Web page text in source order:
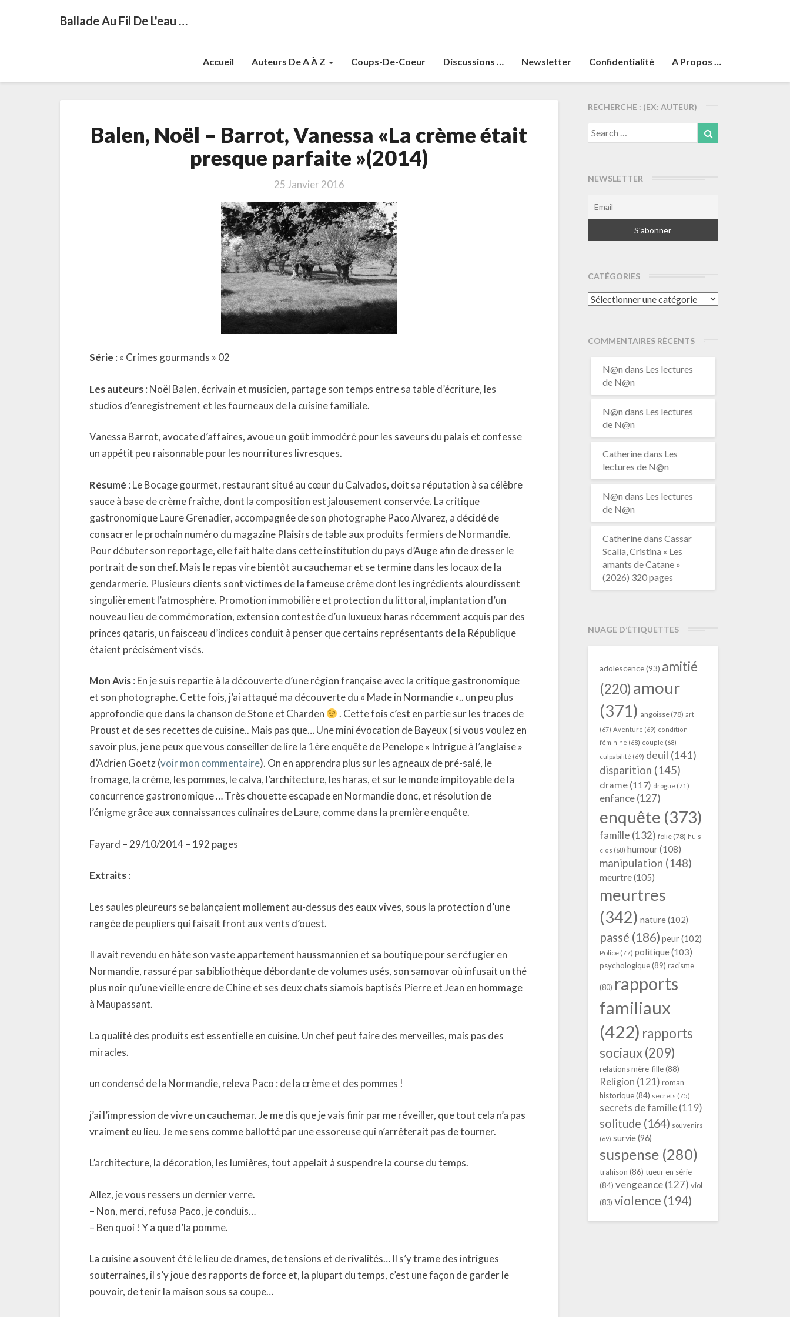
Ballade Au Fil De L'eau …
Accueil Auteurs De A À Z Coups-De-Coeur Discussions … Newsletter Confidentialité A Propos …
Noël
–
Barrot,
«La
crème
était
presque
parfaite
»(2014)
Balen, Noël – Barrot, Vanessa «La crème était
presque parfaite »(2014)
25 Janvier 2016
Série : « Crimes gourmands » 02
Les auteurs: Noël Balen, écrivain et musicien, partage son temps entre sa table d’écriture, les
studios d’enregistrement et les fourneaux de la cuisine familiale.
Vanessa Barrot, avocate d’affaires, avoue un goût immodéré pour les saveurs du palais et confesse
un appétit peu raisonnable pour les nourritures livresques.
Résumé : Le Bocage gourmet, restaurant situé au cœur du Calvados, doit sa réputation à sa célèbre
sauce à base de crème fraîche, dont la composition est jalousement conservée. La critique
gastronomique Laure Grenadier, accompagnée de son photographe Paco Alvarez, a décidé de
consacrer le prochain numéro du magazine Plaisirs de table aux produits fermiers de Normandie.
Pour débuter son reportage, elle fait halte dans cette institution du pays d’Auge afin de dresser le
portrait de son chef. Mais le repas vire bientôt au cauchemar et se termine dans les locaux de la
gendarmerie. Plusieurs clients sont victimes de la fameuse crème dont les ingrédients alourdissent
singulièrement l’atmosphère. Promotion immobilière et protection du littoral, implantation d’un
nouveau lieu de commémoration, extension contestée d’un luxueux haras récemment acquis par des
princes qataris, un faisceau d’indices conduit à penser que certains représentants de la République
étaient précisément visés.
Mon Avis: En je suis repartie à la découverte d’une région française avec la critique gastronomique
et son photographe. Cette fois, j’ai attaqué ma découverte du « Made in Normandie ».. un peu plus
approfondie que dans la chanson de Stone et Charden
. Cette fois c’est en partie sur les traces de
Proust et de ses recettes de cuisine.. Mais pas que… Une mini évocation de Bayeux ( si vous voulez en
savoir plus, je ne peux que vous conseiller de lire la 1ère enquête de Penelope « Intrigue à l’anglaise »
d’Adrien Goetz (voir mon commentaire). On en apprendra plus sur les agneaux de pré-salé, le
fromage, la crème, les pommes, le calva, l’architecture, les haras, et sur le monde impitoyable de la
concurrence gastronomique … Très chouette escapade en Normandie donc, et résolution de
l’énigme grâce aux connaissances culinaires de Laure, comme dans la première enquête.
Fayard – 29/10/2014 – 192 pages
Extraits:
Les saules pleureurs se balançaient mollement au-dessus des eaux vives, sous la protection d’une
rangée de peupliers qui faisait front aux vents d’ouest.
Il avait revendu en hâte son vaste appartement haussmannien et sa boutique pour se réfugier en
Normandie, rassuré par sa bibliothèque débordante de volumes usés, son samovar où infusait un thé
plus noir qu’une vieille encre de Chine et ses deux chats siamois baptisés Pierre et Jean en hommage
à Maupassant.
La qualité des produits est essentielle en cuisine. Un chef peut faire des merveilles, mais pas des
miracles.
un condensé de la Normandie, releva Paco : de la crème et des pommes !
j’ai l’impression de vivre un cauchemar. Je me dis que je vais finir par me réveiller, que tout cela n’a pas
vraiment eu lieu. Je me sens comme ballotté par une essoreuse qui n’arrêterait pas de tourner.
L’architecture, la décoration, les lumières, tout appelait à suspendre la course du temps.
Allez, je vous ressers un dernier verre.
– Non, merci, refusa Paco, je conduis…
– Ben quoi ! Y a que d’la pomme.
La cuisine a souvent été le lieu de drames, de tensions et de rivalités… Il s’y trame des intrigues
souterraines, il s’y joue des rapports de force et, la plupart du temps, c’est une façon de garder le
pouvoir, de tenir la maison sous sa coupe…
RECHERCHE : (EX: AUTEUR)
Search
for:
NEWSLETTER
CATÉGORIES
Catégories
COMMENTAIRES RÉCENTS
N@n dans Les lectures
de N@n
N@n dans Les lectures
de N@n
Catherinedans Les
lectures de N@n
N@n dans Les lectures
de N@n
Catherinedans Cassar
Scalia, Cristina « Les
amants de Catane »
(2026) 320 pages
NUAGE D’ÉTIQUETTES
adolescence(93) amitié
(220) amour
(371) angoisse(78) art
(67) Aventure (69) condition
féminine (68) couple (68)
culpabilité (69) deuil (141)
disparition (145)
drame(117) drogue (71)
enfance(127)
enquête (373)
famille (132) folie(78) huis-
clos (68) humour(108)
manipulation (148)
meurtre(105)
meurtres
(342) nature(102)
passé (186) peur(102)
Police(77) politique(103)
psychologique(89) racisme
(80) rapports
familiaux
(422) rapports
sociaux(209)
relations mère-fille(88)
Religion (121) roman
historique(84) secrets (75)
secrets de famille(119)
solitude (164) souvenirs
(69) survie(96)
suspense(280)
trahison (86) tueur en série
(84) vengeance(127) viol
(83) violence (194)